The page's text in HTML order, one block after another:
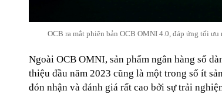
OCB ra mắt phiên bản OCB OMNI 4.0, đáp ứng tối
Ngoài OCB OMNI, sản phẩm ngân hàng số
thiệu đầu năm 2023 cũng là một trong số ít
đón nhận và đánh giá rất cao bởi sự trải